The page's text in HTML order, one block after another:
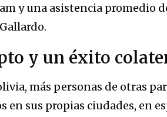
y una asistencia promedio
y un éxito
más personas de otras
en sus propias ciudades, en